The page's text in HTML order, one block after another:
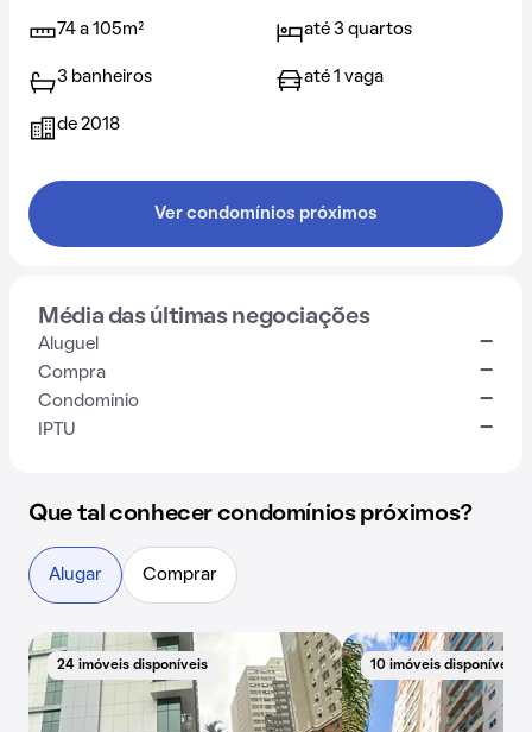
74 a 105m² até 3 quartos
3 banheiros até 1 vaga
de 2018
Ver condomínios próximos
Média das últimas negociações
Aluguel -
Compra -
Condomínio -
IPTU -
Que tal conhecer condomínios próximos?
Alugar Comprar
24 imóveis disponíveis 10 imóveis disponíveis